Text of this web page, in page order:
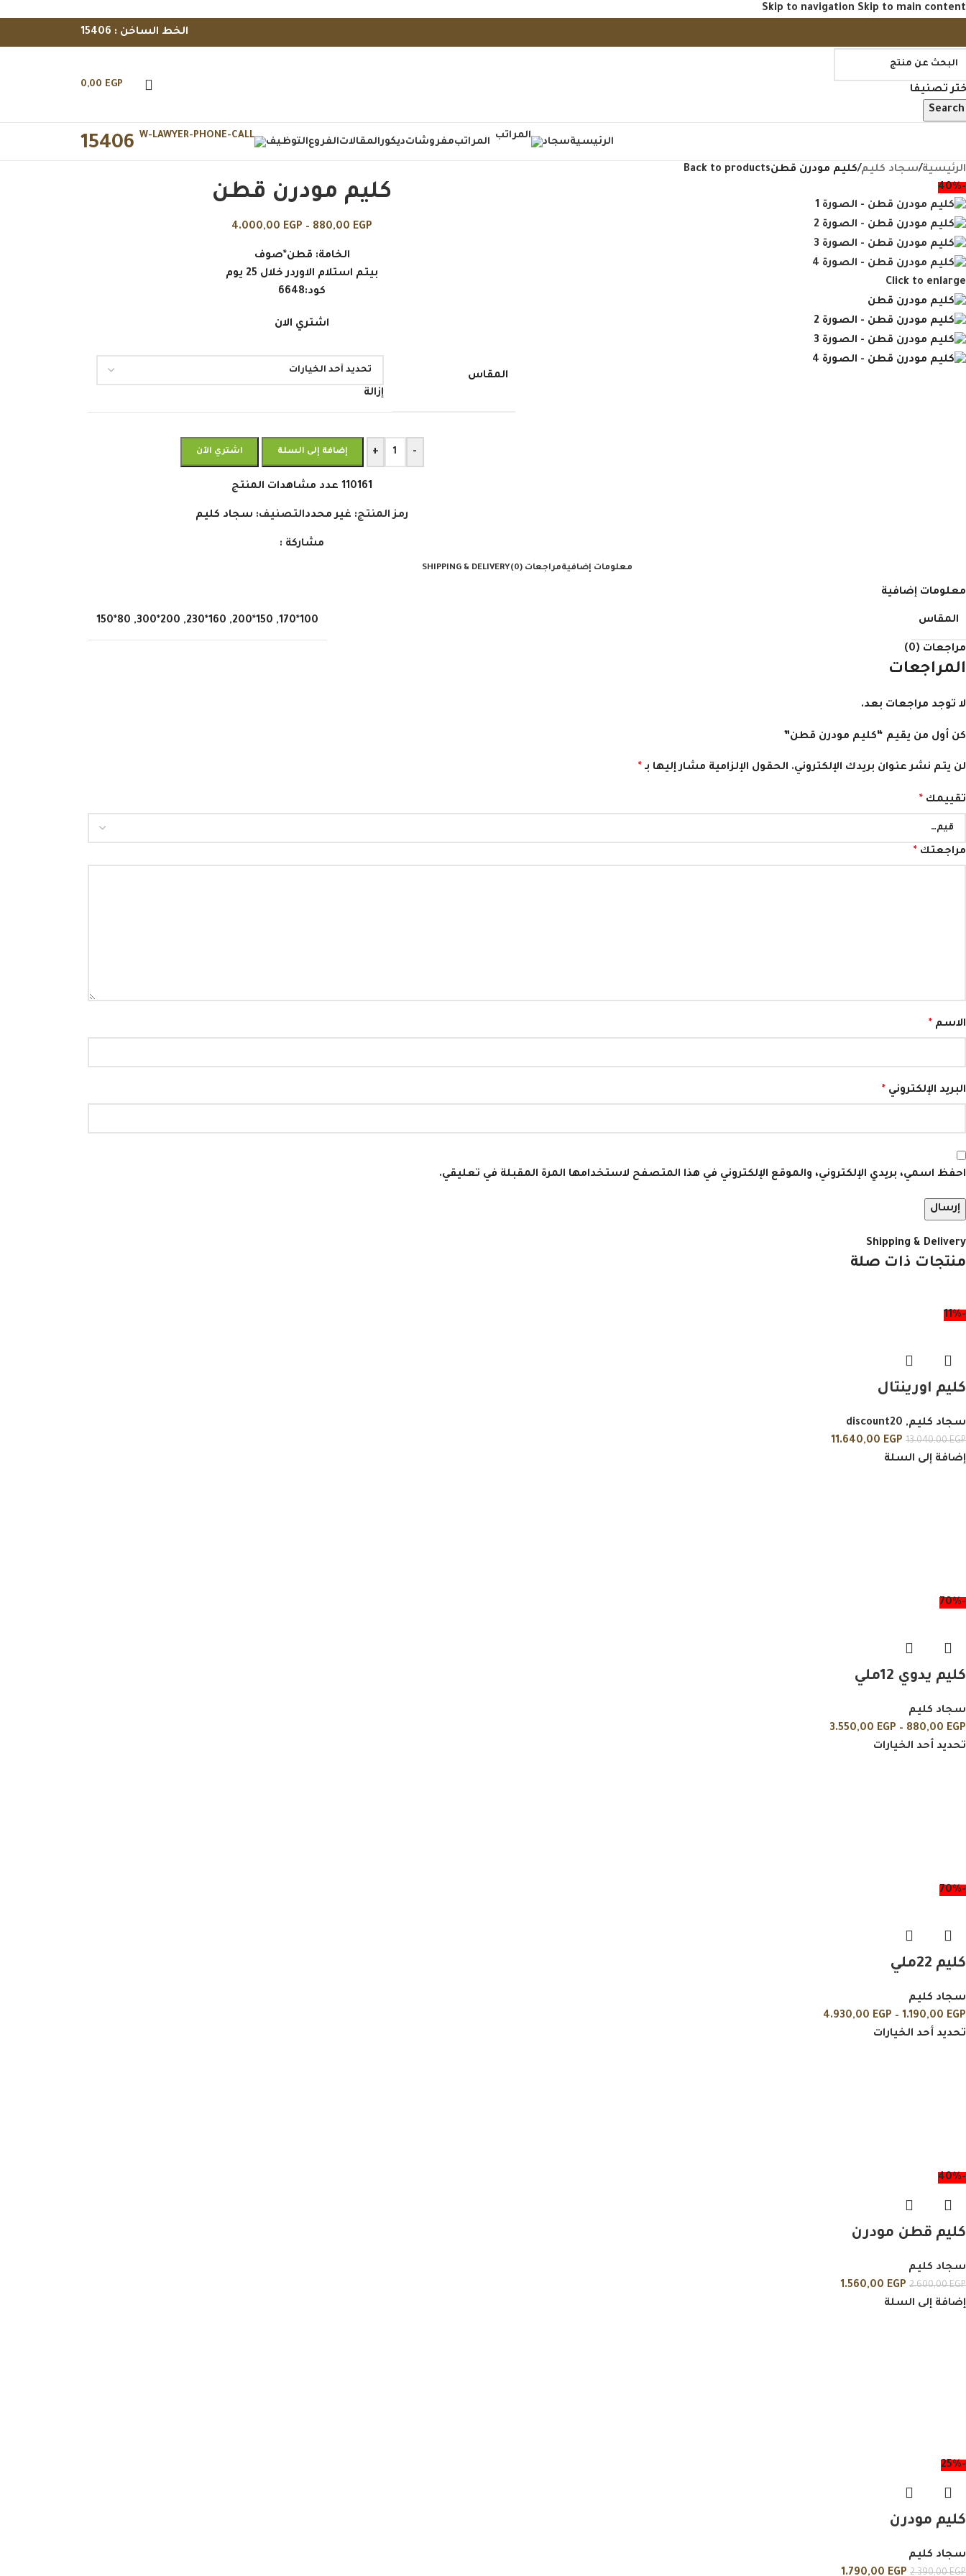
Skip to navigation Skip to main content
الخط الساخن : 15406
تصنيفا
Search
0,00 EGP
الرئيسيةسجاد المراتبمفروشاتديكور المقالاتالفروعالتوظيف 15406
الرئيسية/سجاد كليم/كليم مودرن قطنBack to products
-40%
Click to enlarge
كليم مودرن قطن
880,00 EGP
–
4.000,00 EGP
الخامة: قطن*صوف
بيتم استلام الاوردر خلال 25 يوم
كود:6648
اشتري الان
المقاس
إزالة
-
+ إضافة إلى السلة اشتري الآن
110161 عدد مشاهدات المنتج
رمز المنتج: غير محددالتصنيف: سجاد كليم
مشاركة :
معلومات إضافيةمراجعات (0) SHIPPING & DELIVERY
معلومات إضافية
المقاس 100*170
,
150*200
,
160*230
,
200*300
,
80*150
مراجعات (0)
المراجعات
لا توجد مراجعات بعد.
كن أول من يقيم “كليم مودرن قطن”
لن يتم نشر عنوان بريدك الإلكتروني. الحقول الإلزامية مشار إليها بـ *
تقييمك *
مراجعتك *
الاسم *
البريد الإلكتروني *
احفظ اسمي، بريدي الإلكتروني، والموقع الإلكتروني في هذا المتصفح لاستخدامها المرة المقبلة في تعليقي.
Shipping & Delivery
منتجات ذات صلة
-11%
كليم اورينتال
سجاد كليم,
discount20
13.040,00EGP
11.640,00 EGP
إضافة إلى السلة
-70%
كليم يدوي 12ملي
سجاد كليم
880,00 EGP
–
3.550,00 EGP
تحديد أحد الخيارات
-70%
كليم 22ملي
سجاد كليم
1.190,00 EGP
–
4.930,00 EGP
تحديد أحد الخيارات
-40%
كليم قطن مودرن
سجاد كليم
2.600,00EGP
1.560,00 EGP
إضافة إلى السلة
-25%
كليم مودرن
سجاد كليم
2.390,00EGP
1.790,00 EGP